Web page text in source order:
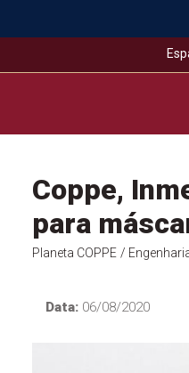
Coppe,
para
Planeta COPPE /
Data:06/08/2020